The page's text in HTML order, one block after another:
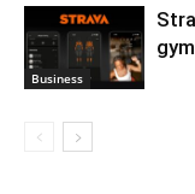
Business